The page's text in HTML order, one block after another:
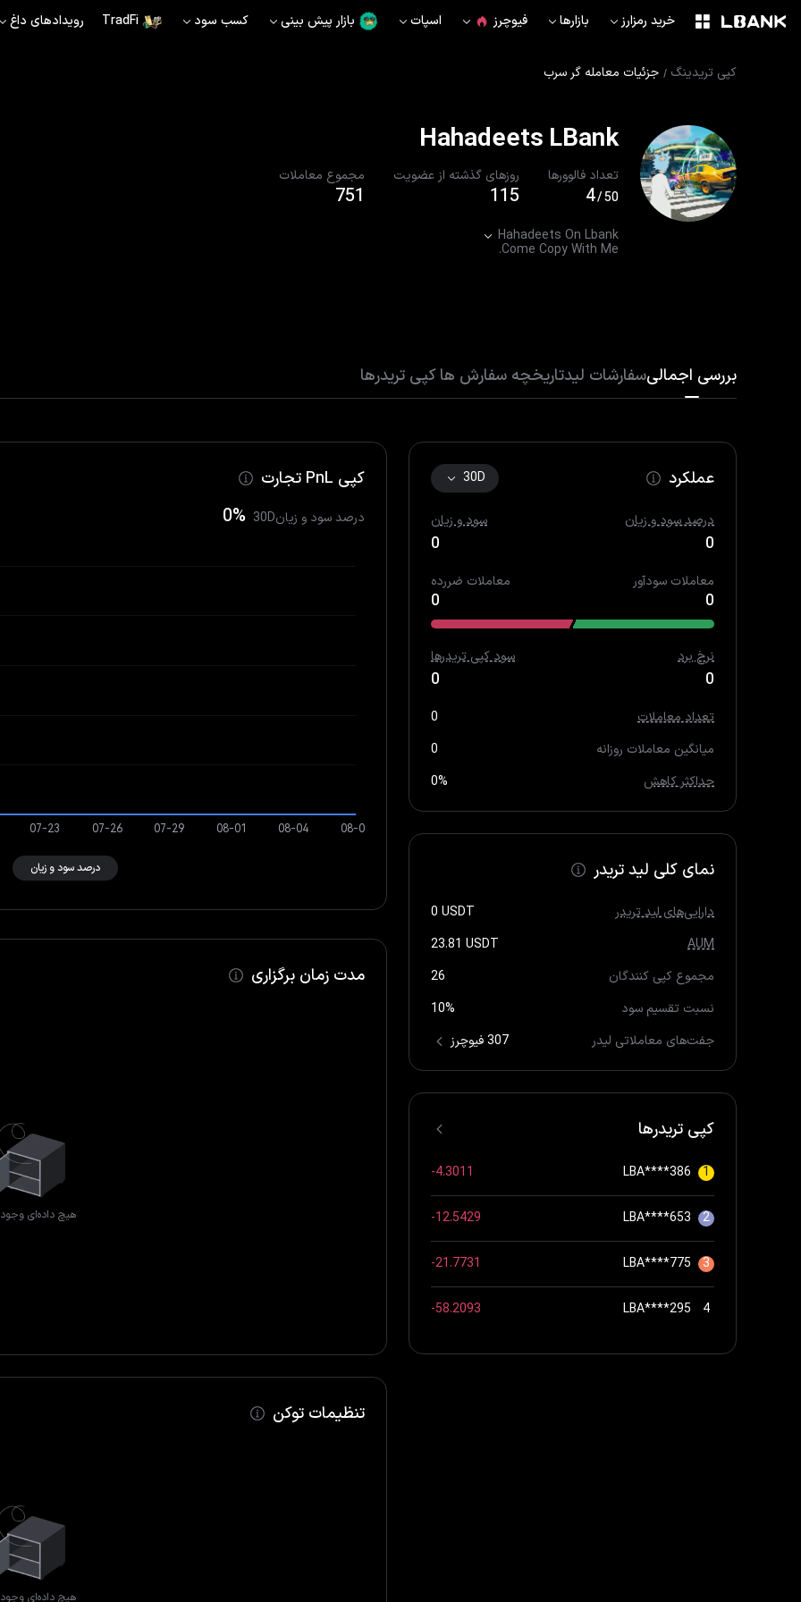
خرید رمزارز بازارها فیوچرز اسپات بازار پیش بینی کسب سود TradFi رویدادهای داغ
کپی تریدینگ جزئیات معامله گر سرب
Hahadeets LBank
تعداد فالوورها
4/50
روزهای گذشته از عضویت
115
مجموع معاملات
751
بررسی اجمالیسفارشات لیدتاریخچه سفارش هاکپی تریدرها
عملکرد 30D
درصد سود و زیان
0
سود و زیان
0
معاملات سودآور
0
معاملات ضررده
0
نرخ برد
0
سود کپی تریدرها
0
تعداد معاملات
0
میانگین معاملات روزانه
0
حداکثر کاهش
0%
نمای کلی لید تریدر
دارایی‌های لید تریدر 0 USDT
AUM
23.81 USDT
مجموع کپی کنندگان
26
نسبت تقسیم سود
10%
جفت‌های معاملاتی لیدر
307 فیوچرز
کپی تریدرها
1
LBA****386
-4.3011
2
LBA****653
-12.5429
3
LBA****775
-21.7731
4
LBA****295
-58.2093
کپی PnL تجارت
30Dدرصد سود و زیان 0%
درصد سود و زیان
مدت زمان برگزاری
هیچ داده‌ای وجود
تنظیمات توکن
هیچ داده‌ای وجود